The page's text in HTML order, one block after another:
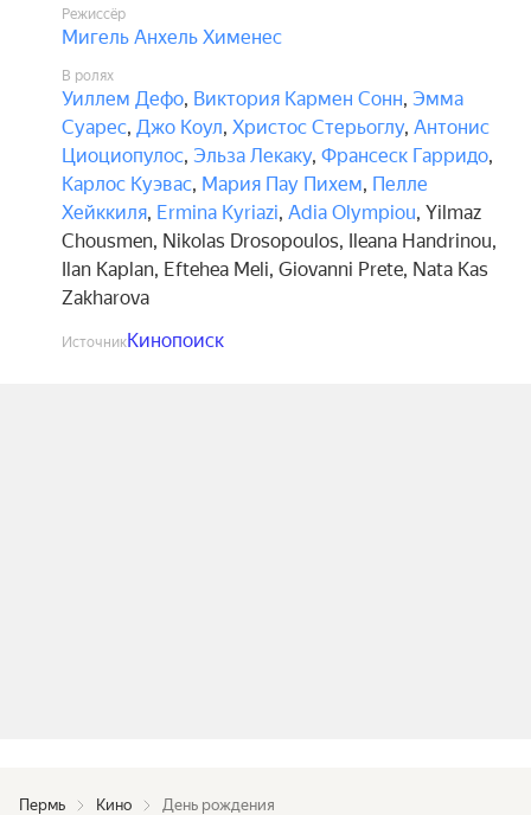
Режиссёр
Мигель Анхель Хименес
В ролях
Уиллем Дефо, Виктория Кармен Сонн, Эмма
Суарес, Джо Коул, Христос Стерьоглу, Антонис
Циоциопулос, Эльза Лекаку, Франсеск Гарридо,
Карлос Куэвас, Мария Пау Пихем, Пелле
Хейккиля, Ermina Kyriazi, Adia Olympiou, Yilmaz
Chousmen, Nikolas Drosopoulos, Ileana Handrinou,
Ilan Kaplan, Eftehea Meli, Giovanni Prete, Nata Kas
Zakharova
ИсточникКинопоиск
Пермь Кино День рождения